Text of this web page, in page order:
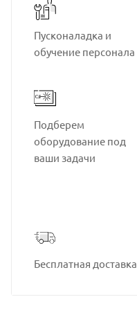
Пусконаладка и
обучение персонала
Подберем
оборудование под
ваши задачи
Бесплатная доставка